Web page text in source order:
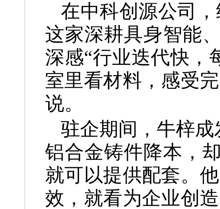
在中科创源公司
这家深耕具身智能
深感“行业迭代快，
室里看材料，感受
说。
驻企期间，牛梓
铝合金铸件降本，
就可以提供配套。
效，就看为企业创